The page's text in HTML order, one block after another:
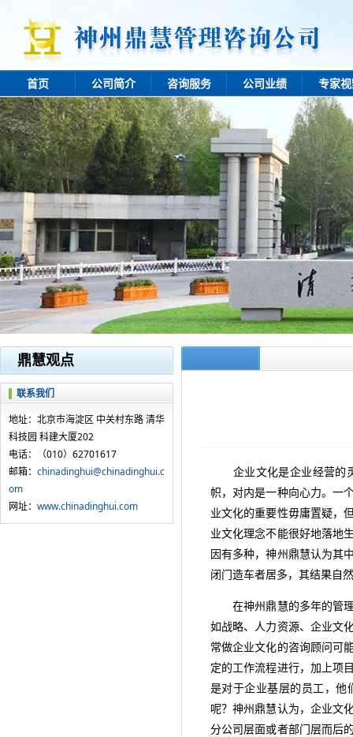
首页 公司简介 咨询服务 公司业绩 专家
鼎慧观点
联系我们
地址：北京市海淀区 中关村东路 清华
科技园 科建大厦202
电话：（010）62701617
邮箱： chinadinghui@chinadinghui.c
om
网址： www.chinadinghui.com
企业文化是企业经营的灵
帜，对内是一种向心力。一
业文化的重要性毋庸置疑，
业文化理念不能很好地落地
因有多种，神州鼎慧认为其
闭门造车者居多，其结果自
在神州鼎慧的多年的管理
如战略、人力资源、企业文
常做企业文化的咨询顾问可
定的工作流程进行，加上项
是对于企业基层的员工，他
呢？神州鼎慧认为，企业文
分公司层面或者部门层而后